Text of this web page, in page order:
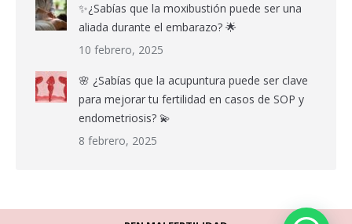
✨¿Sabías que la moxibustión puede ser una
aliada durante el embarazo? 🌟
10 febrero, 2025
🌸 ¿Sabías que la acupuntura puede ser clave
para mejorar tu fertilidad en casos de SOP y
endometriosis? 💫
8 febrero, 2025